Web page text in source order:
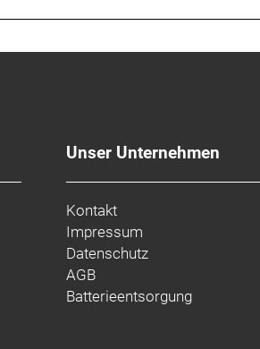
Unser Unternehmen
Kontakt
Impressum
Datenschutz
AGB
Batterieentsorgung